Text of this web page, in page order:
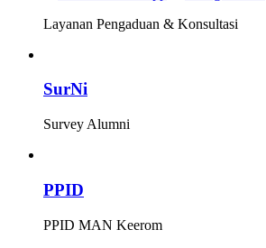
Layanan Pengaduan & Konsultasi
SurNi
Survey Alumni
PPID
PPID MAN Keerom